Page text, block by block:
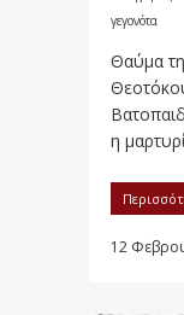
γεγονότα
Θαύμα
η
12